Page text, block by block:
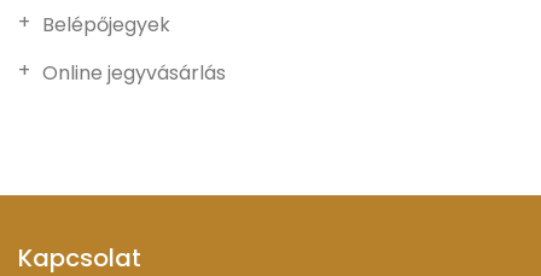
Belépőjegyek
Online jegyvásárlás
Kapcsolat